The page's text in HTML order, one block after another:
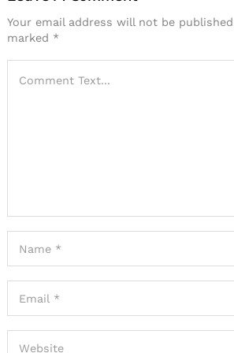
Your email address will not be
marked *